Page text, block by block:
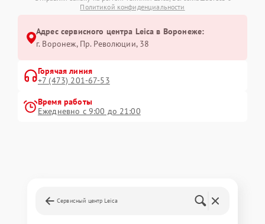
Политикой конфиденциальности
Адрес сервисного центра Leica в Воронеже:
г. Воронеж, Пр. Революции, 38
Горячая линия
+7 (473) 201-67-53
Время работы
Ежедневно с 9:00 до 21:00
Сервисный центр Leica